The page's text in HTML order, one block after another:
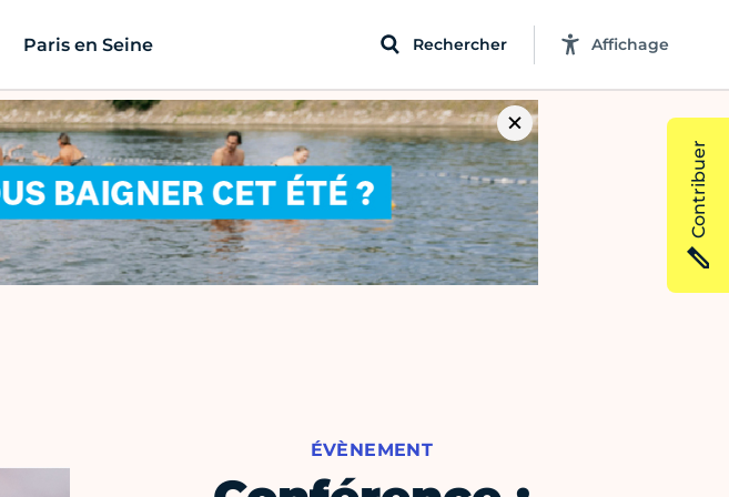
Paris en Seine Rechercher Affichage
ÉVÈNEMENT
Contribuer